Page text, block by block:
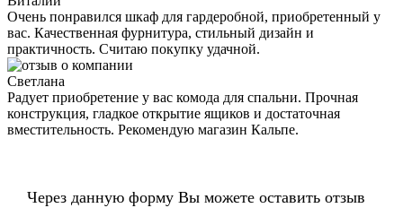
Очень понравился шкаф для гардеробной, приобретенный у
вас. Качественная фурнитура, стильный дизайн и
практичность. Считаю покупку удачной.
Светлана
Радует приобретение у вас комода для спальни. Прочная
конструкция, гладкое открытие ящиков и достаточная
вместительность. Рекомендую магазин Кальпе.
Через данную форму Вы можете оставить отзыв